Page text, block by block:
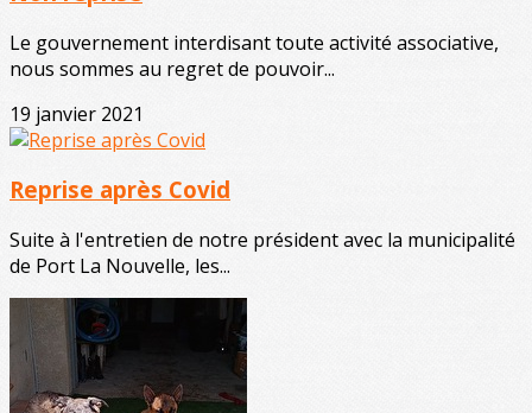
Le gouvernement interdisant toute activité associative,
nous sommes au regret de pouvoir...
19 janvier 2021
Reprise après Covid
Suite à l'entretien de notre président avec la municipalité
de Port La Nouvelle, les...